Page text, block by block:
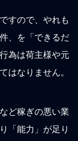
すので、やれも
、を「できるだ
為は荷主様や元
はなりません。
ど稼ぎの悪い業
「能力」が足り